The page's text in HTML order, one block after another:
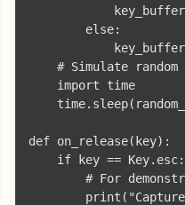
        else:
# Simulate random
    import time
def on_release(key):
    if key == Key.esc:
# For